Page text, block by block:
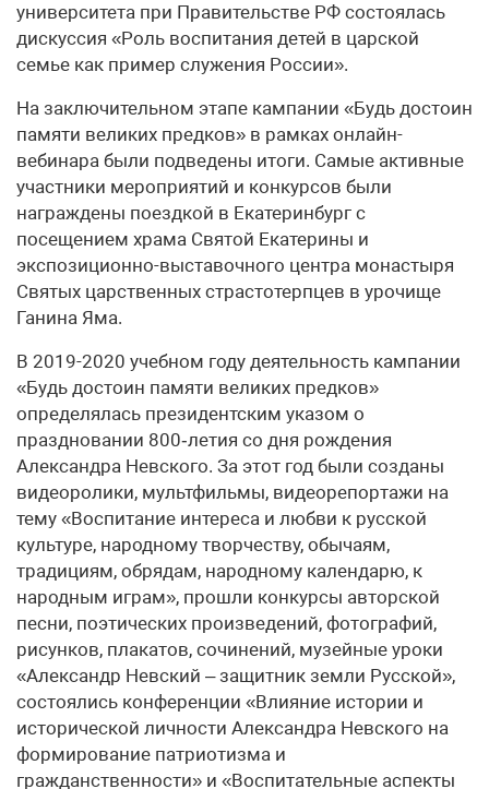
университета при Правительстве РФ состоялась
дискуссия «Роль воспитания детей в царской
семье как пример служения России».
На заключительном этапе кампании «Будь достоин
памяти великих предков» в рамках онлайн-
вебинара были подведены итоги. Самые активные
участники мероприятий и конкурсов были
награждены поездкой в Екатеринбург с
посещением храма Святой Екатерины и
экспозиционно-выставочного центра монастыря
Святых царственных страстотерпцев в урочище
Ганина Яма.
В 2019-2020 учебном году деятельность кампании
«Будь достоин памяти великих предков»
определялась президентским указом о
праздновании 800‑летия со дня рождения
Александра Невского. За этот год были созданы
видеоролики, мультфильмы, видеорепортажи на
тему «Воспитание интереса и любви к русской
культуре, народному творчеству, обычаям,
традициям, обрядам, народному календарю, к
народным играм», прошли конкурсы авторской
песни, поэтических произведений, фотографий,
рисунков, плакатов, сочинений, музейные уроки
«Александр Невский – защитник земли Русской»,
состоялись конференции «Влияние истории и
исторической личности Александра Невского на
формирование патриотизма и
гражданственности» и «Воспитательные аспекты